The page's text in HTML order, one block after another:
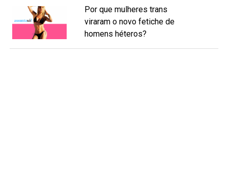
Por que mulheres trans
viraram o novo fetiche de
homens héteros?